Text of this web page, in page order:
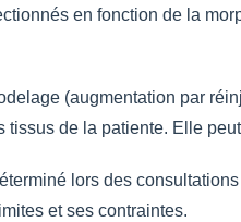
en fonction de la
(augmentation par
de la patiente. Elle
lors des
et ses contraintes.